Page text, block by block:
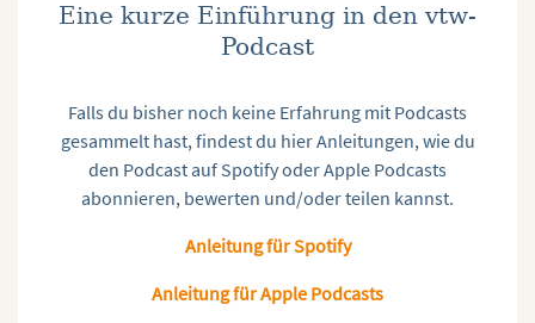
Eine kurze Einführung in den vtw-
Podcast
Falls du bisher noch keine Erfahrung mit Podcasts
gesammelt hast, findest du hier Anleitungen, wie du
den Podcast auf Spotify oder Apple Podcasts
abonnieren, bewerten und/oder teilen kannst.
Anleitung für Spotify
Anleitung für Apple Podcasts